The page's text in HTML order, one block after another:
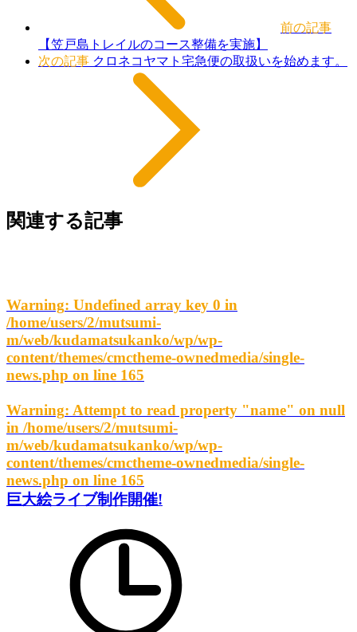
前の記事
【笠戸島トレイルのコース整備を実施】
次の記事 クロネコヤマト宅急便の取扱いを始めます。
関連する記事
Warning: Undefined array key 0 in
/home/users/2/mutsumi-
m/web/kudamatsukanko/wp/wp-
content/themes/cmctheme-ownedmedia/single-
news.php on line 165
Warning: Attempt to read property "name" on null
in /home/users/2/mutsumi-
m/web/kudamatsukanko/wp/wp-
content/themes/cmctheme-ownedmedia/single-
news.php on line 165
巨大絵ライブ制作開催!